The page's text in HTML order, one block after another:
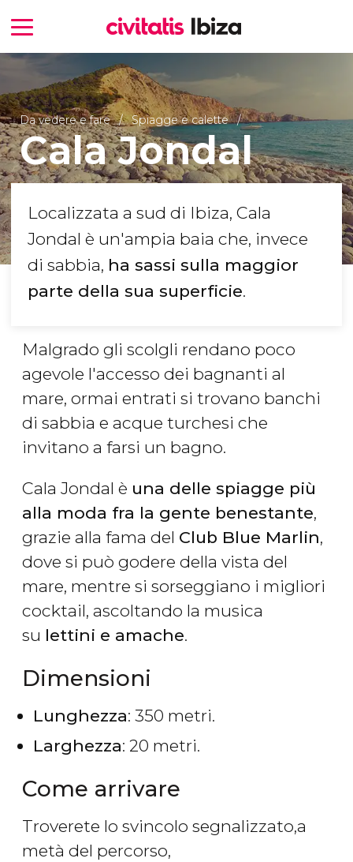
Da vedere e fare Spiagge e calette
Cala Jondal
Localizzata a sud di Ibiza, Cala
Jondal è un'ampia baia che, invece
di sabbia, ha sassi sulla maggior
parte della sua superficie.
Malgrado gli scolgli rendano poco
agevole l'accesso dei bagnanti al
mare, ormai entrati si trovano banchi
di sabbia e acque turchesi che
invitano a farsi un bagno.
Cala Jondal è una delle spiagge più
alla moda fra la gente benestante,
grazie alla fama del Club Blue Marlin,
dove si può godere della vista del
mare, mentre si sorseggiano i migliori
cocktail, ascoltando la musica
su lettini e amache.
Dimensioni
Lunghezza: 350 metri.
Larghezza: 20 metri.
Come arrivare
Troverete lo svincolo segnalizzato,a
metà del percorso,